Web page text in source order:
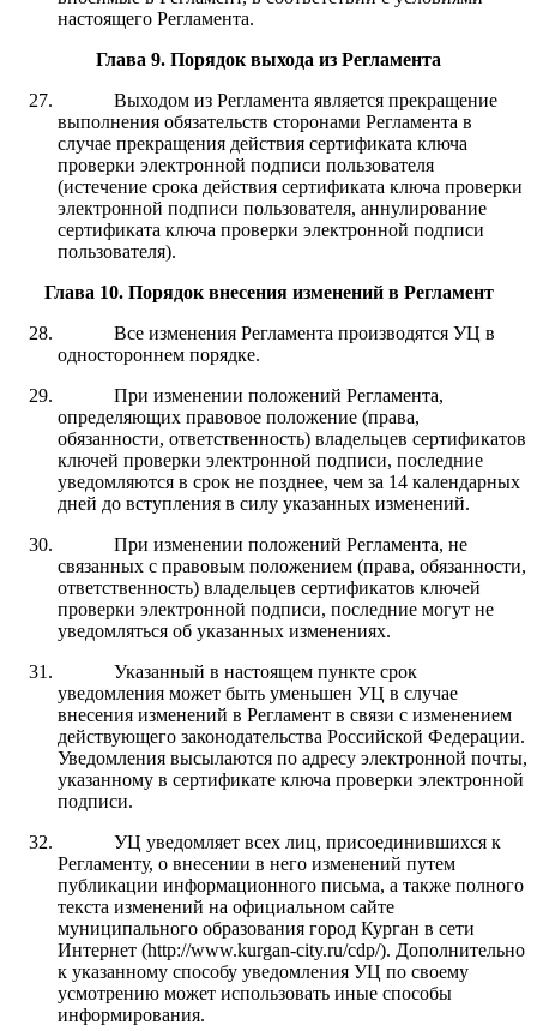
настоящего Регламента.
Глава 9. Порядок выхода из Регламента
Выходом из Регламента является прекращение
выполнения обязательств сторонами Регламента в
случае прекращения действия сертификата ключа
проверки электронной подписи пользователя
(истечение срока действия сертификата ключа проверки
электронной подписи пользователя, аннулирование
сертификата ключа проверки электронной подписи
пользователя).
Глава 10. Порядок внесения изменений в Регламент
Все изменения Регламента производятся УЦ в
одностороннем порядке.
При изменении положений Регламента,
определяющих правовое положение (права,
обязанности, ответственность) владельцев сертификатов
ключей проверки электронной подписи, последние
уведомляются в срок не позднее, чем за 14 календарных
дней до вступления в силу указанных изменений.
При изменении положений Регламента, не
связанных с правовым положением (права, обязанности,
ответственность) владельцев сертификатов ключей
проверки электронной подписи, последние могут не
уведомляться об указанных изменениях.
Указанный в настоящем пункте срок
уведомления может быть уменьшен УЦ в случае
внесения изменений в Регламент в связи с изменением
действующего законодательства Российской Федерации.
Уведомления высылаются по адресу электронной почты,
указанному в сертификате ключа проверки электронной
подписи.
УЦ уведомляет всех лиц, присоединившихся к
Регламенту, о внесении в него изменений путем
публикации информационного письма, а также полного
текста изменений на официальном сайте
муниципального образования город Курган в сети
Интернет (http://www.kurgan-city.ru/cdp/). Дополнительно
к указанному способу уведомления УЦ по своему
усмотрению может использовать иные способы
информирования.